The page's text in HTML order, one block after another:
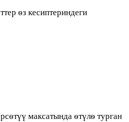
ѳз кесиптериндеги
максатында ѳтүлѳ турган